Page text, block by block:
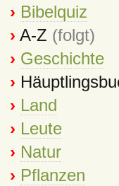
› Bibelquiz
› A-Z (folgt)
› Geschichte
›
› Land
› Leute
› Natur
› Pflanzen